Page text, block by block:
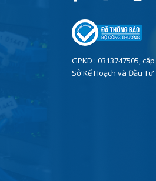
GPKD : 0313747505,
Sở Kế Hoạch và Đầu Tư